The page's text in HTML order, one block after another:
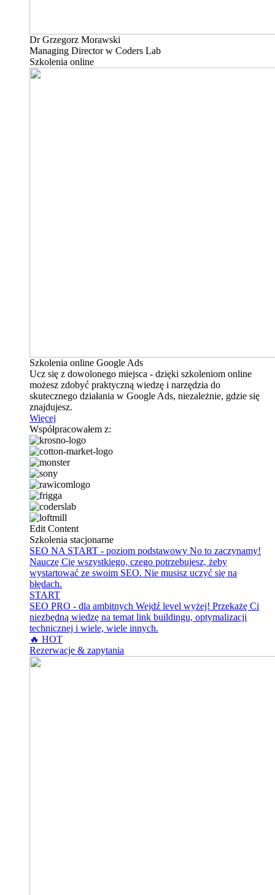
Dr Grzegorz Morawski
Managing Director w Coders Lab
Szkolenia online
Szkolenia online Google Ads
Ucz się z dowolonego miejsca - dzięki szkoleniom online
możesz zdobyć praktyczną wiedzę i narzędzia do
skutecznego działania w Google Ads, niezależnie, gdzie się
znajdujesz.
Więcej
Współpracowałem z:
Edit Content
Szkolenia stacjonarne
SEO NA START - poziom podstawowy No to zaczynamy!
Nauczę Cię wszystkiego, czego potrzebujesz, żeby
wystartować ze swoim SEO. Nie musisz uczyć się na
błędach.
START
SEO PRO - dla ambitnych Wejdź level wyżej! Przekażę Ci
niezbędną wiedzę na temat link buildingu, optymalizacji
technicznej i wiele, wiele innych.
🔥 HOT
Rezerwacje & zapytania